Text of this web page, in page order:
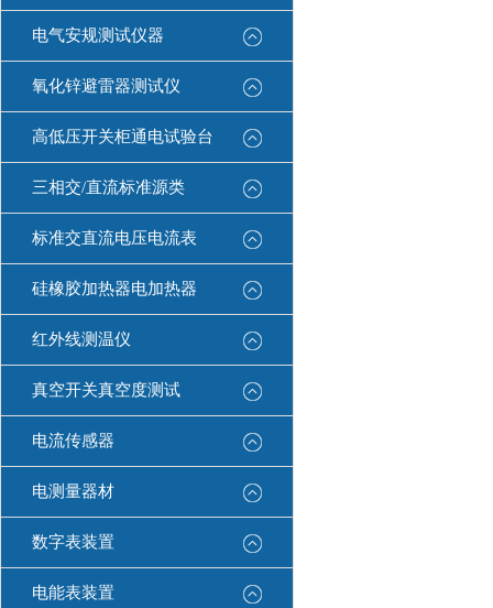
电气安规测试仪器
氧化锌避雷器测试仪
高低压开关柜通电试验台
三相交/直流标准源类
标准交直流电压电流表
硅橡胶加热器电加热器
红外线测温仪
真空开关真空度测试
电流传感器
电测量器材
数字表装置
电能表装置